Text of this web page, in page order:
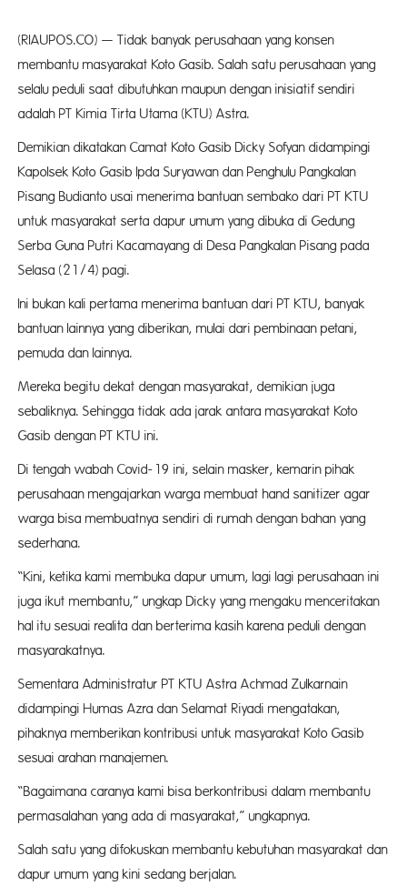
(RIAUPOS.CO) — Tidak banyak perusahaan yang konsen
membantu masyarakat Koto Gasib. Salah satu perusahaan yang
selalu peduli saat dibutuhkan maupun dengan inisiatif sendiri
adalah PT Kimia Tirta Utama (KTU) Astra.
Demikian dikatakan Camat Koto Gasib Dicky Sofyan didampingi
Kapolsek Koto Gasib Ipda Suryawan dan Penghulu Pangkalan
Pisang Budianto usai menerima bantuan sembako dari PT KTU
untuk masyarakat serta dapur umum yang dibuka di Gedung
Serba Guna Putri Kacamayang di Desa Pangkalan Pisang pada
Selasa (21/4) pagi.
Ini bukan kali pertama menerima bantuan dari PT KTU, banyak
bantuan lainnya yang diberikan, mulai dari pembinaan petani,
pemuda dan lainnya.
Mereka begitu dekat dengan masyarakat, demikian juga
sebaliknya. Sehingga tidak ada jarak antara masyarakat Koto
Gasib dengan PT KTU ini.
Di tengah wabah Covid-19 ini, selain masker, kemarin pihak
perusahaan mengajarkan warga membuat hand sanitizer agar
warga bisa membuatnya sendiri di rumah dengan bahan yang
sederhana.
“Kini, ketika kami membuka dapur umum, lagi lagi perusahaan ini
juga ikut membantu,” ungkap Dicky yang mengaku menceritakan
hal itu sesuai realita dan berterima kasih karena peduli dengan
masyarakatnya.
Sementara Administratur PT KTU Astra Achmad Zulkarnain
didampingi Humas Azra dan Selamat Riyadi mengatakan,
pihaknya memberikan kontribusi untuk masyarakat Koto Gasib
sesuai arahan manajemen.
“Bagaimana caranya kami bisa berkontribusi dalam membantu
permasalahan yang ada di masyarakat,” ungkapnya.
Salah satu yang difokuskan membantu kebutuhan masyarakat dan
dapur umum yang kini sedang berjalan.